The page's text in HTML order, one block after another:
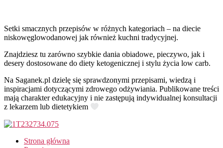
Setki smacznych przepisów w różnych kategoriach – na diecie
niskowęglowodanowej jak również kuchni tradycyjnej.
Znajdziesz tu zarówno szybkie dania obiadowe, pieczywo, jak i
desery dostosowane do diety ketogenicznej i stylu życia low carb.
Na Saganek.pl dzielę się sprawdzonymi przepisami, wiedzą i
inspiracjami dotyczącymi zdrowego odżywiania. Publikowane treści
mają charakter edukacyjny i nie zastępują indywidualnej konsultacji
z lekarzem lub dietetykiem
Strona główna